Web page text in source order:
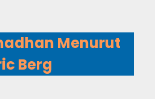
Menurut
Berg